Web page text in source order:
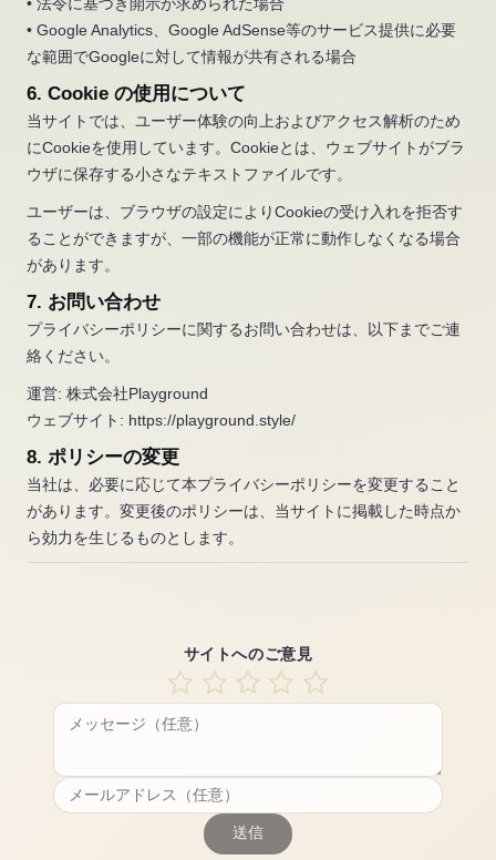
• Google Analytics、Google AdSense等のサービス提供に必要
な範囲でGoogleに対して情報が共有される場合
6. Cookie の使用について
当サイトでは、ユーザー体験の向上およびアクセス解析のため
にCookieを使用しています。Cookieとは、ウェブサイトがブラ
ウザに保存する小さなテキストファイルです。
ユーザーは、ブラウザの設定によりCookieの受け入れを拒否す
ることができますが、一部の機能が正常に動作しなくなる場合
があります。
7. お問い合わせ
プライバシーポリシーに関するお問い合わせは、以下までご連
絡ください。
運営: 株式会社Playground
ウェブサイト: https://playground.style/
8. ポリシーの変更
当社は、必要に応じて本プライバシーポリシーを変更すること
があります。変更後のポリシーは、当サイトに掲載した時点か
ら効力を生じるものとします。
サイトへのご意見
送信